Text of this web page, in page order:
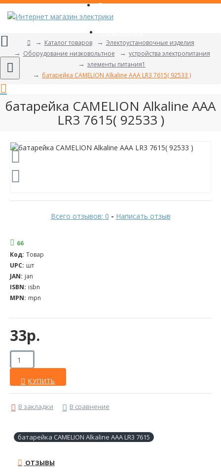
Вход
Каталог товаров
Электоустановочные изделия
Оборудование низковольтное
устройства электропитания
элементы питания1
батарейка CAMELION Alkaline ААА LR3 7615( 92533 )
батарейка CAMELION Alkaline ААА
LR3 7615( 92533 )
Всего отзывов: 0 - Написать отзыв
33р.
66
Код: Товар
UPC: шт
JAN: jan
ISBN: isbn
MPN: mpn
КУПИТЬ
В закладки В сравнение
батарейка CAMELION Alkaline ААА LR3 7615
ОТЗЫВЫ